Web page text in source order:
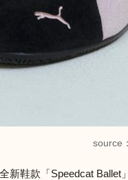
source
新鞋款「Speedcat